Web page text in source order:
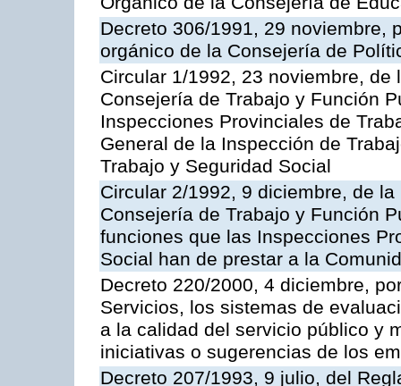
Decreto 306/1991, 29 noviembre,
orgánico de la Consejería de
Circular 1/1992, 23 noviembre,
Consejería de Trabajo y Función
Inspecciones Provinciales de
General de la Inspección de
Trabajo y Seguridad Social
Circular 2/1992, 9 diciembre, de
Consejería de Trabajo y Función
funciones que las Inspecciones
Social han de prestar a la
Decreto 220/2000, 4 diciembre,
Servicios, los sistemas de
a la calidad del servicio público y
iniciativas o sugerencias de los
Decreto 207/1993, 9 julio, del